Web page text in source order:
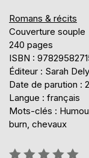
Romans & récits
Couverture souple
240 pages
ISBN :
Éditeur : Sarah
Date de parution :
Langue : français
Mots-clés :
burn, chevaux
Évaluation: